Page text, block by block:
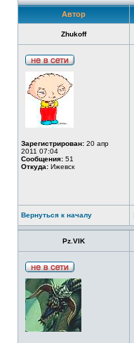
Автор
Zhukoff
Зарегистрирован: 20 апр
2011 07:04
Сообщения: 51
Откуда: Ижевск
Вернуться к началу
Pz.VIK